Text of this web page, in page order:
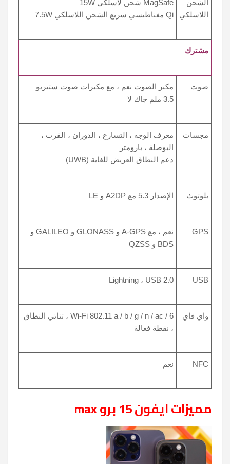
الشحن
اللاسلكي
MagSafe شحن لاسلكي 15W
Qi مغناطيسي سريع الشحن اللاسلكي 7.5W
مشترك
صوت
مكبر الصوت نعم ، مع مكبرات صوت ستيريو
3.5 ملم جاك لا
مجسات
معرف الوجه ، التسارع ، الدوران ، القرب ،
البوصلة ، بارومتر
دعم النطاق العريض للغاية (UWB)
بلوتوث الإصدار 5.3 مع A2DP و LE
GPS
نعم ، مع A-GPS و GLONASS و GALILEO و
BDS و QZSS
USB Lightning ، USB 2.0
واي فاي
Wi-Fi 802.11 a / b / g / n / ac / 6 ، ثنائي النطاق
، نقطة فعالة
NFC نعم
مميزات ايفون 15 برو max